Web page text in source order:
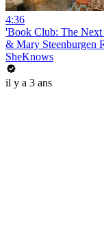
4:36
'Book Club: The Next
& Mary Steenburgen
SheKnows
il y a 3 ans